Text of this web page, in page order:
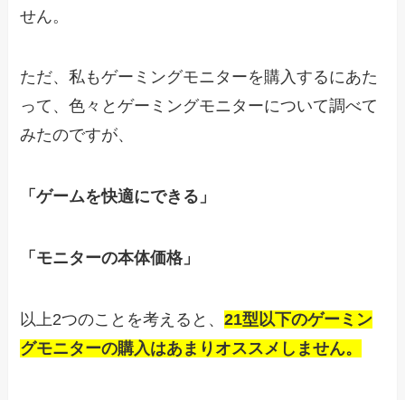
せん。
ただ、私もゲーミングモニターを購入するにあた
って、色々とゲーミングモニターについて調べて
みたのですが、
「ゲームを快適にできる」
「モニターの本体価格」
以上2つのことを考えると、21型以下のゲーミン
グモニターの購入はあまりオススメしません。